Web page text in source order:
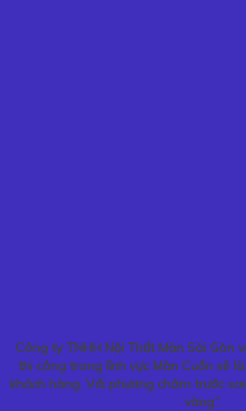
Công ty TNHH Nội Thất Màn Sài Gòn
thi công trong lĩnh vực Màn Cuốn sẽ
khách hàng. Với phương châm trước
vàng”.